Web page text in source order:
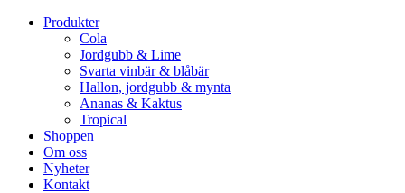
Produkter
Cola
Jordgubb & Lime
Svarta vinbär & blåbär
Hallon, jordgubb & mynta
Ananas & Kaktus
Tropical
Shoppen
Om oss
Nyheter
Kontakt